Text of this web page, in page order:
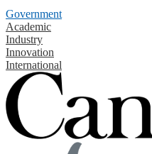
Government
Academic
Industry
Innovation
International